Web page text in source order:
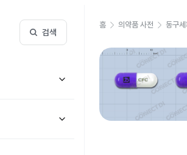
검색
홈 의약품 사전 동구